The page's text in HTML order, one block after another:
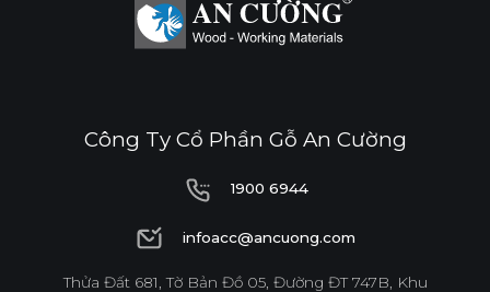
Công Ty Cổ Phần Gỗ An Cường
1900 6944
1900 6944
infoacc@ancuong.com
infoacc@ancuong.com
Thửa Đất 681, Tờ Bản Đồ 05, Đường ĐT 747B, Khu